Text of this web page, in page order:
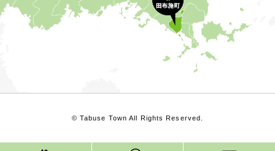
© Tabuse Town All Rights Reserved.